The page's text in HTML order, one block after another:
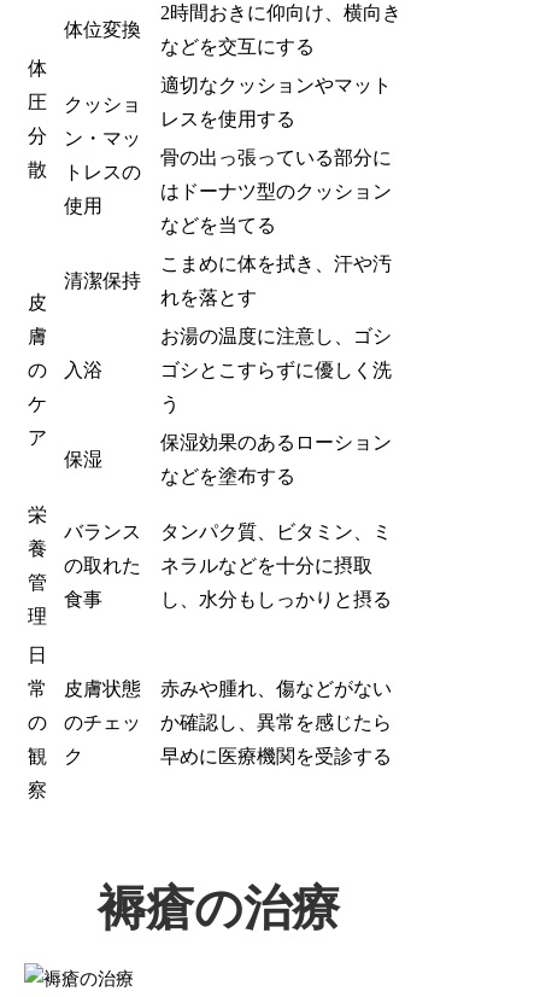
体
圧
分
散
体位変換
2時間おきに仰向け、横向き
などを交互にする
クッショ
ン・マッ
トレスの
使用
適切なクッションやマット
レスを使用する
骨の出っ張っている部分に
はドーナツ型のクッション
などを当てる
皮
膚
の
ケ
ア
清潔保持
こまめに体を拭き、汗や汚
れを落とす
入浴
お湯の温度に注意し、ゴシ
ゴシとこすらずに優しく洗
う
保湿
保湿効果のあるローション
などを塗布する
栄
養
管
理
バランス
の取れた
食事
タンパク質、ビタミン、ミ
ネラルなどを十分に摂取
し、水分もしっかりと摂る
日
常
の
観
察
皮膚状態
のチェッ
ク
赤みや腫れ、傷などがない
か確認し、異常を感じたら
早めに医療機関を受診する
褥瘡の治療